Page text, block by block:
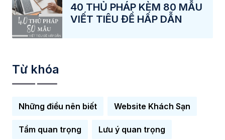
40 THỦ PHÁP KÈM 80 MẪU
VIẾT TIÊU ĐỀ HẤP DẪN
Từ khóa
Những điều nên biết Website Khách Sạn
Tầm quan trọng Lưu ý quan trọng